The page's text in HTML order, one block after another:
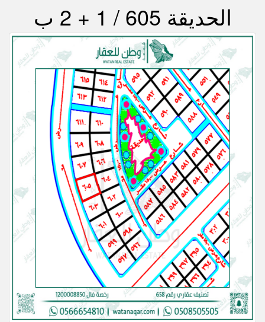
الحديقة 605 / 1 + 2 ب